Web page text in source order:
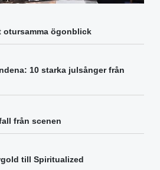
otursamma ögonblick
10 starka julsånger från
från scenen
till Spiritualized